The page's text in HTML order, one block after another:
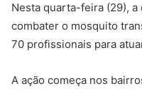
Nesta quarta-feira (29), a
combater o mosquito
70 profissionais para
A ação começa nos